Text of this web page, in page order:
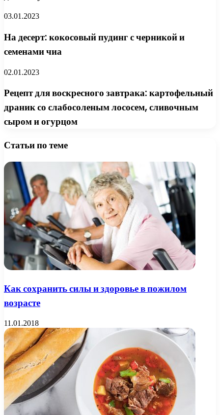
03.01.2023
На десерт: кокосовый пудинг с черникой и
семенами чиа
02.01.2023
Рецепт для воскресного завтрака: картофельный
драник со слабосоленым лососем, сливочным
сыром и огурцом
Статьи по теме
Как сохранить силы и здоровье в пожилом
возрасте
11.01.2018